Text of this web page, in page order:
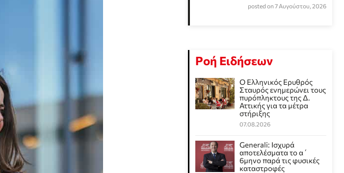
posted on 7 Αυγούστου, 2026
Ροή Ειδήσεων
Ο Ελληνικός Ερυθρός
Σταυρός ενημερώνει τους
πυρόπληκτους της Δ.
Αττικής για τα μέτρα
στήριξης
07.08.2026
Generali: Ισχυρά
αποτελέσματα το α΄
6μηνο παρά τις φυσικές
καταστροφές